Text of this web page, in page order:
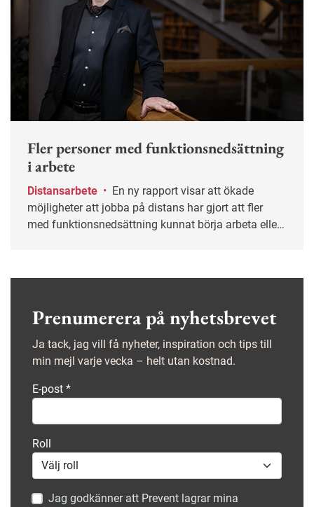
Fler personer med funktionsnedsättning
i arbete
Distansarbete •
möjligheter att jobba på distans har gjort att fler
med funktionsnedsättning kunnat börja arbeta eller
Prenumerera på nyhetsbrevet
Ja tack, jag vill få nyheter, inspiration och tips till
min mejl varje vecka – helt utan kostnad.
E-post *
Roll
Jag godkänner att Prevent lagrar mina